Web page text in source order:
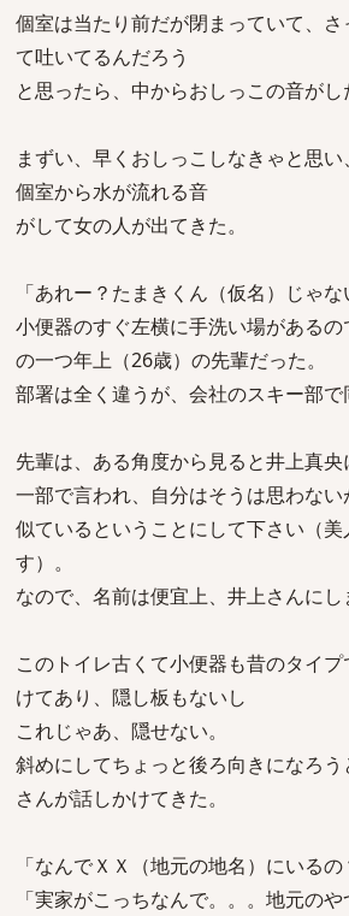
個室は当たり前だが閉まっていて、
て吐いてるんだろう
と思ったら、中からおしっこの音がし
まずい、早くおしっこしなきゃと思い
個室から水が流れる音
がして女の人が出てきた。
「あれー？たまきくん（仮名）じゃな
小便器のすぐ左横に手洗い場がある
の一つ年上（26歳）の先輩だった。
部署は全く違うが、会社のスキー部で
先輩は、ある角度から見ると井上真
一部で言われ、自分はそうは思わない
似ているということにして下さい（
す）。
なので、名前は便宜上、井上さんにし
このトイレ古くて小便器も昔のタイ
けてあり、隠し板もないし
これじゃあ、隠せない。
斜めにしてちょっと後ろ向きになろ
さんが話しかけてきた。
「なんでＸＸ（地元の地名）にいるの
「実家がこっちなんで。。。地元の